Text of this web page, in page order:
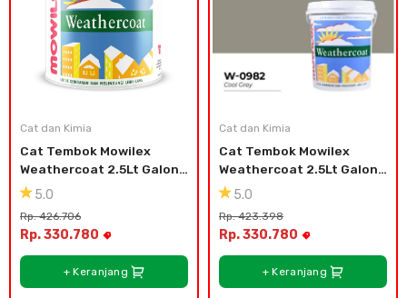
Cat dan Kimia
Cat Tembok Mowilex
Weathercoat 2.5Lt Galon
Plastik - White
5.0
Rp. 426.706
Rp. 330.780
+ Keranjang
Cat dan Kimia
Cat Tembok Mowilex
Weathercoat 2.5Lt Galon
Plastik - Cool Grey
5.0
Rp. 423.398
Rp. 330.780
+ Keranjang